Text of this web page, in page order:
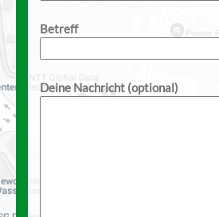
Betreff
Deine Nachricht (optional)